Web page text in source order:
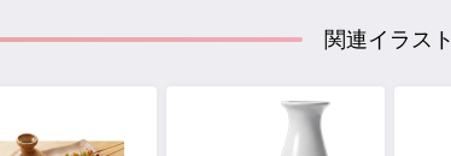
関連イラスト